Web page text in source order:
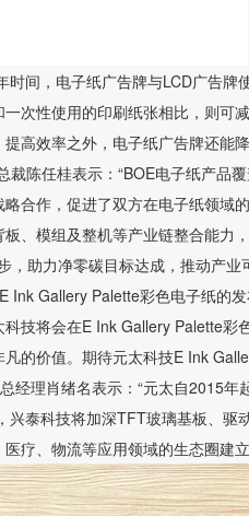
间，电子纸广告牌与LCD广告
次性使用的印刷纸张相比，则可
高效率之外，电子纸广告牌还能
陈任桂表示：“BOE电子纸产品
合作，促进了双方在电子纸领域
、模组及整机等产业链整合能力
，助力净零碳目标达成，推动产
Ink Gallery Palette彩色电子纸的
技将会在E Ink Gallery Palette
的价值。期待元太科技E Ink
经理肖绪名表示：“元太自2015
泰科技将加深TFT玻璃基板、
疗、物流等应用领域的生态圈建